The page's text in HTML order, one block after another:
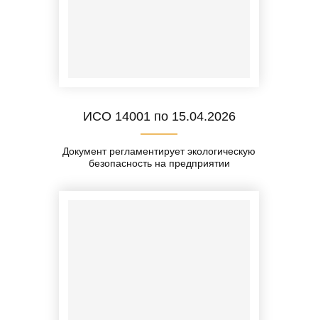
ИСО 14001 по 15.04.2026
Документ регламентирует экологическую
безопасность на предприятии